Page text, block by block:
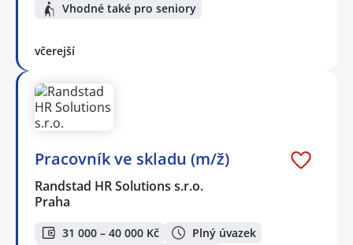
Vhodné také pro seniory
včerejší
Pracovník ve skladu (m/ž)
Randstad HR Solutions s.r.o.
Praha
31 000 – 40 000 Kč
Plný úvazek